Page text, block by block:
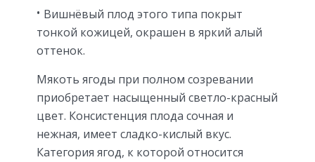
Вишнёвый плод этого типа покрыт
тонкой кожицей, окрашен в яркий алый
оттенок.
Мякоть ягоды при полном созревании
приобретает насыщенный светло-красный
цвет. Консистенция плода сочная и
нежная, имеет сладко-кислый вкус.
Категория ягод, к которой относится